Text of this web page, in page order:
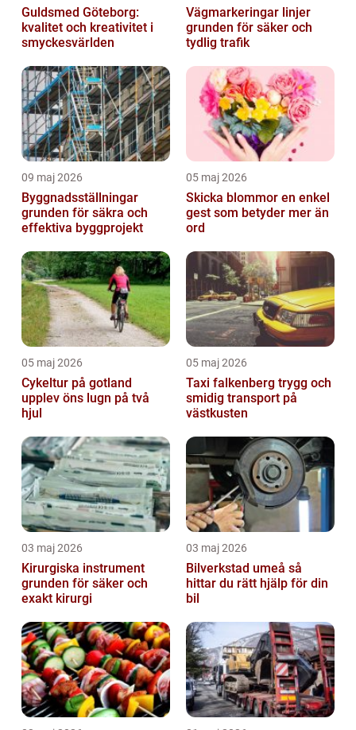
Guldsmed Göteborg:
kvalitet och kreativitet i
smyckesvärlden
Vägmarkeringar linjer
grunden för säker och
tydlig trafik
09 maj 2026
Byggnadsställningar
grunden för säkra och
effektiva byggprojekt
05 maj 2026
Skicka blommor en enkel
gest som betyder mer än
ord
05 maj 2026
Cykeltur på gotland
upplev öns lugn på två
hjul
05 maj 2026
Taxi falkenberg trygg och
smidig transport på
västkusten
03 maj 2026
Kirurgiska instrument
grunden för säker och
exakt kirurgi
03 maj 2026
Bilverkstad umeå så
hittar du rätt hjälp för din
bil